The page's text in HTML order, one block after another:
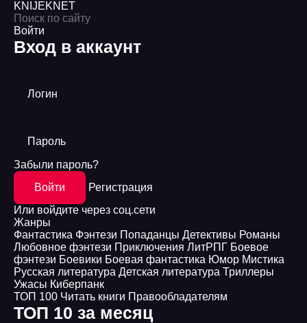
KNIJEKNET
Войти
Вход в аккаунт
Логин
Пароль
Забыли пароль?
Войти
Регистрация
Или войдите через соц.сети
Жанры
Фантастика Фэнтези Попаданцы Детективы Романы
Любовное фэнтези Приключения ЛитРПГ Боевое
фэнтези Боевики Боевая фантастика Юмор Мистика
Русская литература Детская литература Триллеры
Ужасы Киберпанк
ТОП 100 Читать книги Правообладателям
ТОП 10 за месяц